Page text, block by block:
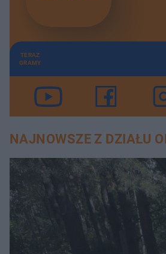
TERAZ
GRAMY
NAJNOWSZE Z DZIAŁU